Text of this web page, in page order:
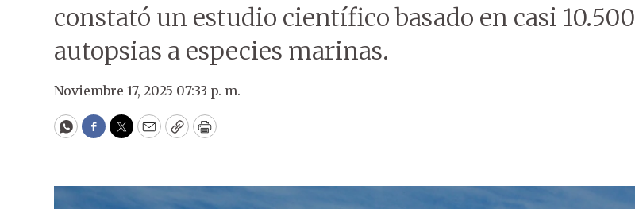
constató un estudio científico basado en casi 10.500
autopsias a especies marinas.
Noviembre 17, 2025 07:33 p. m.
WhatsApp
Facebook
Twitter
EmailCopyPrint